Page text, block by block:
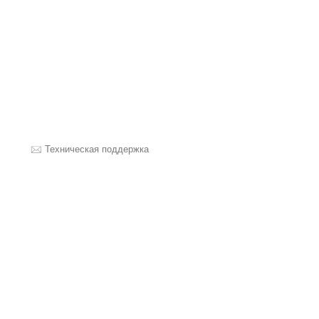
Техническая поддержка